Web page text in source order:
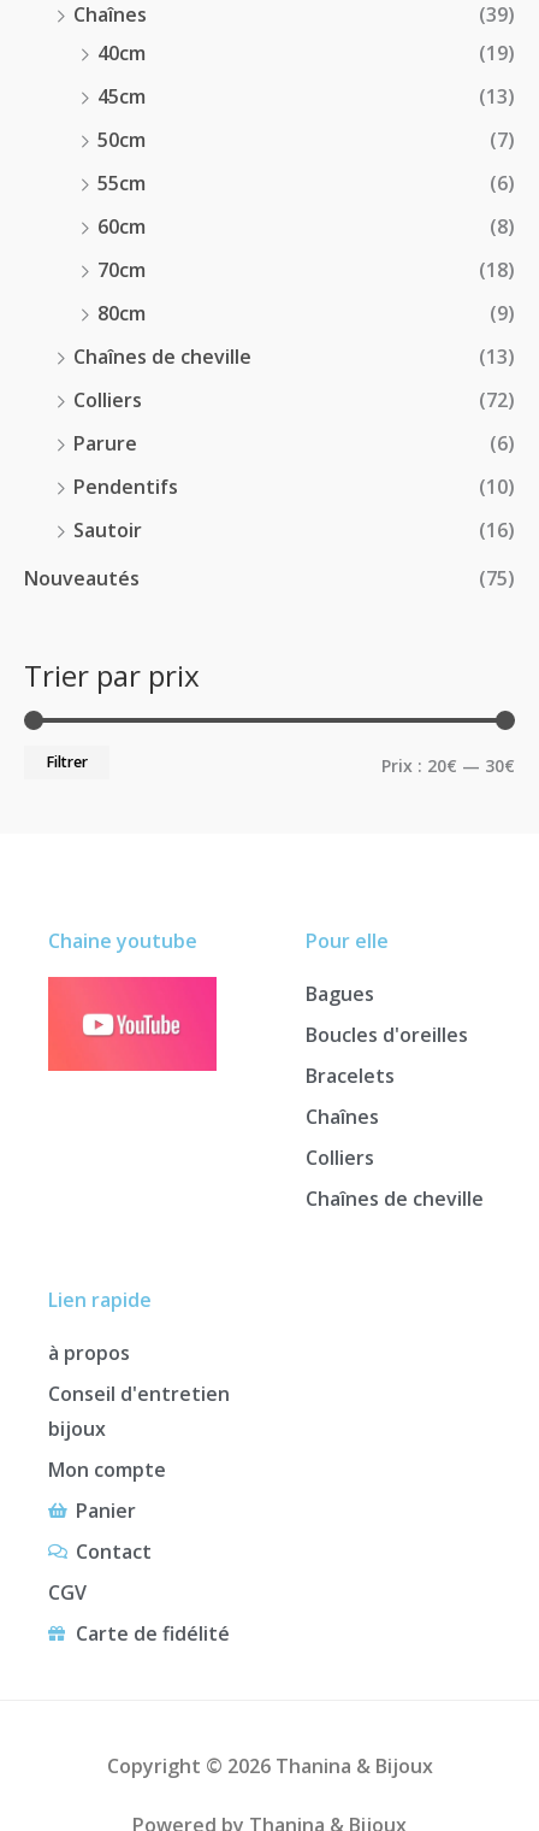
Chaînes
(39)
40cm
(19)
45cm
(13)
50cm
(7)
55cm
(6)
60cm
(8)
70cm
(18)
80cm
(9)
Chaînes de cheville
(13)
Colliers
(72)
Parure
(6)
Pendentifs
(10)
Sautoir
(16)
Nouveautés
(75)
Trier par prix
Filtrer Prix : 20€ — 30€
Lien rapide
à propos
Conseil d'entretien
bijoux
Mon compte
Panier
Contact
CGV
Carte de fidélité
Pour elle
Bagues
Boucles d'oreilles
Bracelets
Chaînes
Colliers
Chaînes de cheville
Chaine youtube
Copyright © 2026 Thanina & Bijoux
Powered by Thanina & Bijoux